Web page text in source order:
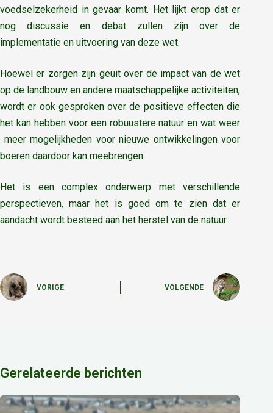
voedselzekerheid in gevaar komt. Het lijkt erop dat er
nog discussie en debat zullen zijn over de
implementatie en uitvoering van deze wet.
Hoewel er zorgen zijn geuit over de impact van de wet
op de landbouw en andere maatschappelijke activiteiten,
wordt er ook gesproken over de positieve effecten die
het kan hebben voor een robuustere natuur en wat weer
meer mogelijkheden voor nieuwe ontwikkelingen voor
boeren daardoor kan meebrengen.
Het is een complex onderwerp met verschillende
perspectieven, maar het is goed om te zien dat er
aandacht wordt besteed aan het herstel van de natuur.
VORIGE VOLGENDE
Gerelateerde berichten